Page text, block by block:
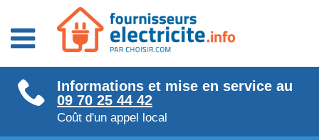
Fournisseurs énergie
Fournisseurs électricité
Fournisseurs gaz
Informations et mise en service au
09 70 25 44 42
Coût d'un appel local